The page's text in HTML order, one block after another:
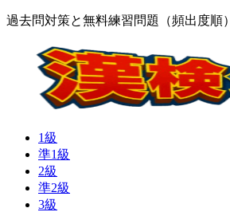
過去問対策と無料練習問題（頻出度順）
1級
準1級
2級
準2級
3級